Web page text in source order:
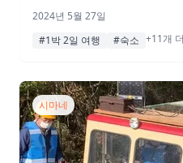
해 보시기 바랍니다! 게재된
니다. 행선지 14:40 삼원역
역으로, […]
2024년 5월 27일
#1박 2일 여행
#숙소 +11개 더
시마네